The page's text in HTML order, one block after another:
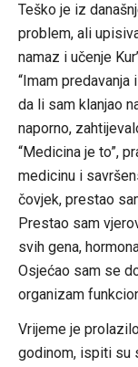
Teško je iz
problem, ali
namaz i učenje
“Imam
da li sam klanjao
naporno,
“Medicina je to”,
medicinu i
čovjek, prestao
Prestao sam
svih gena,
Osjećao sam se
organizam
Vrijeme je
godinom, ispiti su